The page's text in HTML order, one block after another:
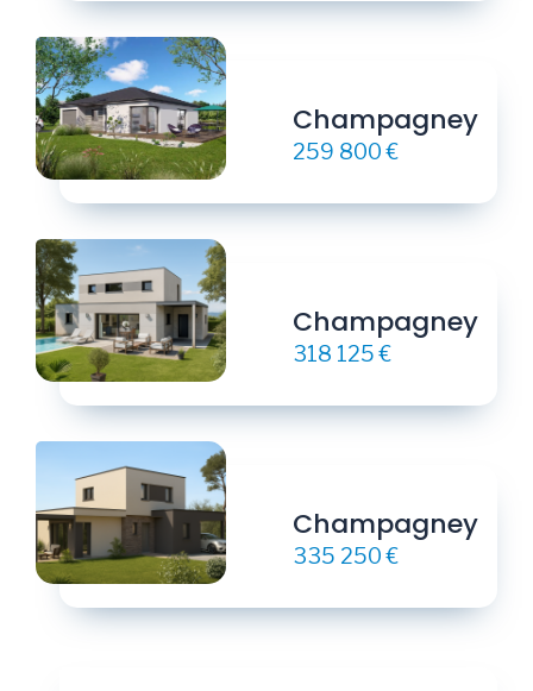
Champagney
259 800 €
Champagney
318 125 €
Champagney
335 250 €